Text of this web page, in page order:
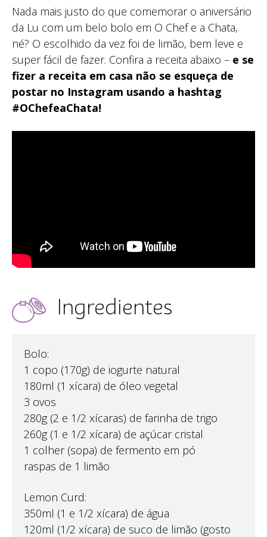
Nada mais justo do que comemorar o aniversário
da Lu com um belo bolo em O Chef e a Chata,
né? O escolhido da vez foi de limão, bem leve e
super fácil de fazer. Confira a receita abaixo – e se
fizer a receita em casa não se esqueça de
postar no Instagram usando a hashtag
#OChefeaChata!
Ingredientes
Bolo:
1 copo (170g) de iogurte natural
180ml (1 xícara) de óleo vegetal
3 ovos
280g (2 e 1/2 xícaras) de farinha de trigo
260g (1 e 1/2 xícara) de açúcar cristal
1 colher (sopa) de fermento em pó
raspas de 1 limão
Lemon Curd:
350ml (1 e 1/2 xícara) de água
120ml (1/2 xícara) de suco de limão (gosto